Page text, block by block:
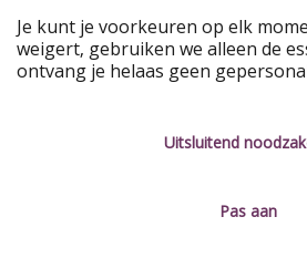
HolidayPirates Group
Leer ons kennen Juridisch
Colofon
Je kunt je voorkeuren op elk
weigert, gebruiken we alleen de
ontvang je helaas geen
Uitsluitend
Pas aan